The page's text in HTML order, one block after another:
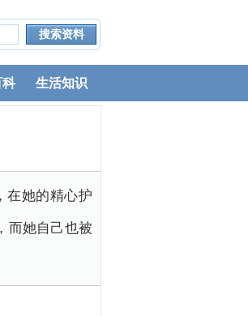
科 生活知识
在她的精心护
而她自己也被